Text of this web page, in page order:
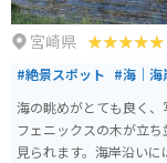
宮崎県
#絶景スポット #海｜海
海の眺めがとても良く
フェニックスの木が立
見られます。海岸沿い